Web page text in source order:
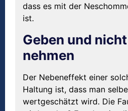
dass es mit der
ist.
Geben und
nehmen
Der Nebeneffekt einer
Haltung ist, dass man
wertgeschätzt wird. Die